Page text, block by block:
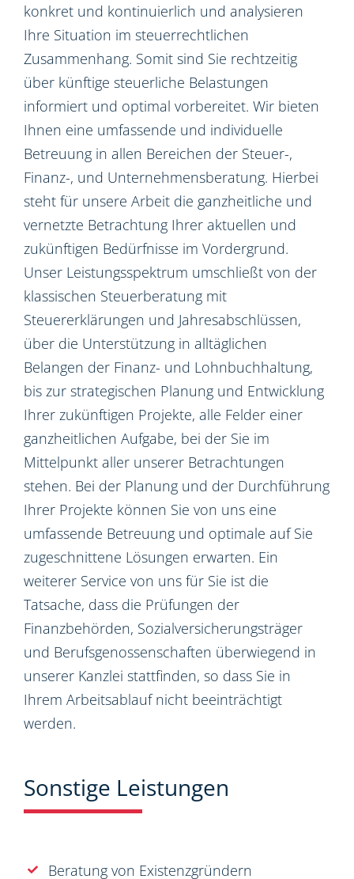
konkret und kontinuierlich und analysieren
Ihre Situation im steuerrechtlichen
Zusammenhang. Somit sind Sie rechtzeitig
über künftige steuerliche Belastungen
informiert und optimal vorbereitet. Wir bieten
Ihnen eine umfassende und individuelle
Betreuung in allen Bereichen der Steuer-,
Finanz-, und Unternehmensberatung. Hierbei
steht für unsere Arbeit die ganzheitliche und
vernetzte Betrachtung Ihrer aktuellen und
zukünftigen Bedürfnisse im Vordergrund.
Unser Leistungsspektrum umschließt von der
klassischen Steuerberatung mit
Steuererklärungen und Jahresabschlüssen,
über die Unterstützung in alltäglichen
Belangen der Finanz- und Lohnbuchhaltung,
bis zur strategischen Planung und Entwicklung
Ihrer zukünftigen Projekte, alle Felder einer
ganzheitlichen Aufgabe, bei der Sie im
Mittelpunkt aller unserer Betrachtungen
stehen. Bei der Planung und der Durchführung
Ihrer Projekte können Sie von uns eine
umfassende Betreuung und optimale auf Sie
zugeschnittene Lösungen erwarten. Ein
weiterer Service von uns für Sie ist die
Tatsache, dass die Prüfungen der
Finanzbehörden, Sozialversicherungsträger
und Berufsgenossenschaften überwiegend in
unserer Kanzlei stattfinden, so dass Sie in
Ihrem Arbeitsablauf nicht beeinträchtigt
werden.
Sonstige Leistungen
Beratung von Existenzgründern